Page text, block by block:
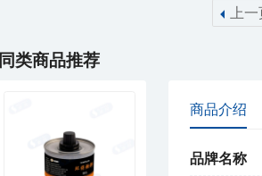
上
同类商品推荐
商品介绍
品牌名称